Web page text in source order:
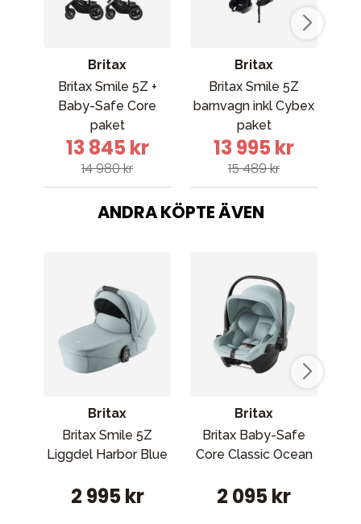
Britax
Britax Smile 5Z +
Baby-Safe Core
paket
13 845 kr
14 980 kr
Britax
Britax Smile 5Z
barnvagn inkl Cybex
paket
13 995 kr
15 489 kr
ANDRA KÖPTE ÄVEN
Britax
Britax Smile 5Z
Liggdel Harbor Blue
2 995 kr
Britax
Britax Baby-Safe
Core Classic Ocean
2 095 kr